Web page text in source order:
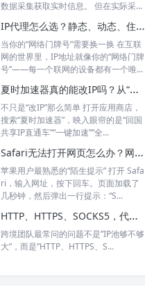
数据采集获取实时信息。 但在实际采...
IP代理怎么选？静态、动态、住宅、机房——别再傻傻分不清，这篇帮你彻底搞懂
当你的“网络门牌号”需要换一换 在互联
网的世界里，IP地址就像你的“网络门牌
号”——每一个联网的设备都有一个唯...
夏时加速器真的能改IP吗？从“换IP”到“回国加速”，功能边界在哪里？
不只是“改IP”那么简单 打开应用商店，
搜索“夏时加速器”，映入眼帘的是“回国
共享IP直通车”“一键加速”“全...
Safari无法打开网页怎么办？网络正常却打不开？6个步骤帮你彻底搞定
苹果用户最熟悉的“陌生提示” 打开 Safa
ri，输入网址，按下回车。页面加载了
几秒钟，然后弹出一行提示：“S...
HTTP、HTTPS、SOCKS5，代理IP的三种协议到底怎么选？
跨境团队最常问的问题不是”IP池够不够
大”，而是”HTTP、HTTPS、S...